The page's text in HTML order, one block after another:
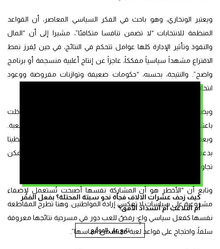
كيف زحف عشرات الالاف فجأة نحو سبتة المحتلة؟ بفعل الفقر
أم التلاعب أم انسداد الأفق؟
تابع على الموقع
ويعتبر الونخاري، وهو باحث في الفكر السياسي المعاصر، أن القواعد
المنظمة للانتخابات “لا تضمن تنافسا متكافئا”، مشيرا إلى أن “المال
والنفوذ وتأثير الإدارة كلها عوامل تتحكم في النتائج، في حين يُفرز نمط
الاقتراع مشهداً سياسياً مفككاً، عاجزاً عن إنتاج أغلبية منسجمة أو برنامج
واضح”. والنتيجة، بحسبه، “حكومات ضعيفة وتوازنات مفروضة ووعود
انتخابية سرعان ما تُنسى”.
ويضيف أن “التجربة تؤكد ذلك بوضوح. حكومة عبد الرحمن اليوسفي دخلت
باعتبارها مدخلا لإصلاح سياسي، لكنها انتهت دون أن تغيّر قواعد اللعبة.
وبعدها جاءت حكومتا عبد الإله بنكيران وسعد الدين العثماني، اللتان حظيتا
بدعم انتخابي مهم، ومع ذلك وجدتا نفسيهما محكومتين بسقف لا يمكن
تجاوزه، وتم خلالهما تمرير قرارات كبرى خارج منطق الاختيار الشعبي”.
وتابع أن “الأخطر هو أن المشاركة نفسها أصبحت تُستعمل لإضفاء
مشروعية على سياسات لا تعكس إرادة المواطنين. وهنا تطرح المقاطعة
نفسها كفعل سياسي واعٍ؛ رفضٌ للعب دور في مسرحية نتائجها معروفة
سلفاً، واحتجاج على قواعد لعبة مختلة من أساسها”.